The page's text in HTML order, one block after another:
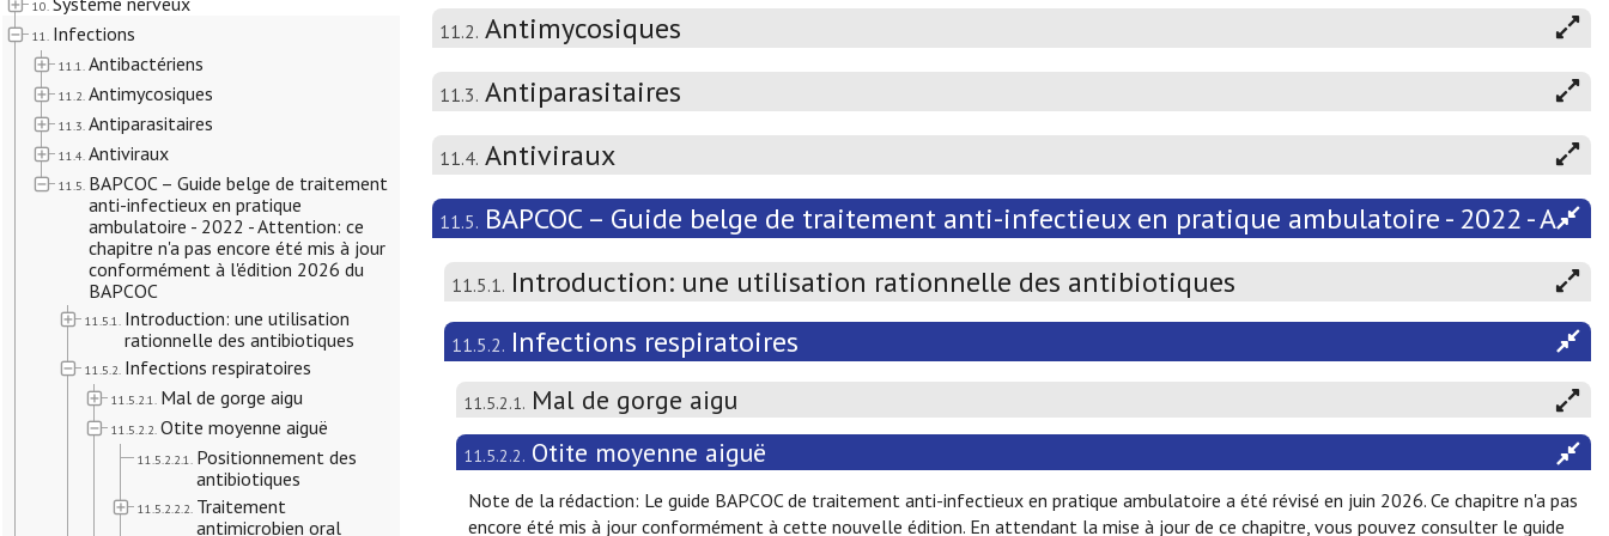
10.
11. Infections
11.1. Antibactériens
11.2. Antimycosiques
11.3. Antiparasitaires
11.4. Antiviraux
11.5. BAPCOC – Guide belge de traitement
anti-infectieux en pratique
ambulatoire - 2022 - Attention: ce
chapitre n'a pas encore été mis à jour
conformément à l'édition 2026 du
BAPCOC
11.5.1. Introduction: une utilisation
rationnelle des antibiotiques
11.5.2. Infections respiratoires
11.5.2.1. Mal de gorge aigu
11.5.2.2. Otite moyenne aiguë
11.5.2.2.1. Positionnement des
antibiotiques
11.5.2.2.2. Traitement
antimicrobien oral
11.2. Antimycosiques
11.3. Antiparasitaires
11.4. Antiviraux
11.5. BAPCOC – Guide belge de traitement anti-infectieux en pratique ambulatoire - 2022 -
11.5.1. Introduction: une utilisation rationnelle des antibiotiques
11.5.2. Infections respiratoires
11.5.2.1. Mal de gorge aigu
11.5.2.2. Otite moyenne aiguë
Note de la rédaction: Le guide BAPCOC de traitement anti-infectieux en pratique ambulatoire a été révisé en juin 2026. Ce chapitre n'a pas
encore été mis à jour conformément à cette nouvelle édition. En attendant la mise à jour de ce chapitre, vous pouvez consulter le guide